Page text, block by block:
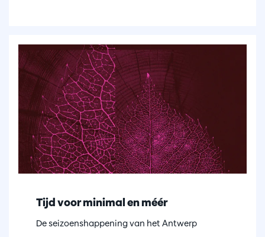
Tijd voor minimal en méér
De seizoenshappening van het Antwerp